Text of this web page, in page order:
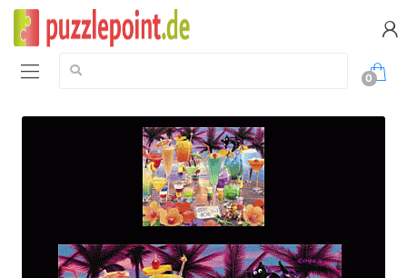
Suche:
0